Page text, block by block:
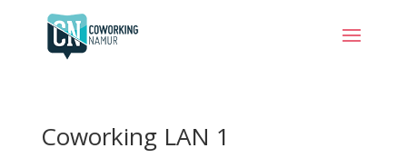
Coworking LAN 1